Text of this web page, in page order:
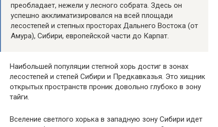
преобладает, нежели у лесного собрата. Здесь он
успешно акклиматизировался на всей площади
лесостепей и степных просторах Дальнего Востока (от
Амура), Сибири, европейской части до Карпат.
Наибольшей популяции степной хорь достиг в зонах
лесостепей и степей Сибири и Предкавказья. Это хищник
открытых пространств проник довольно глубоко в зону
тайги.
Вселение светлого хорька в западную зону Сибири идет